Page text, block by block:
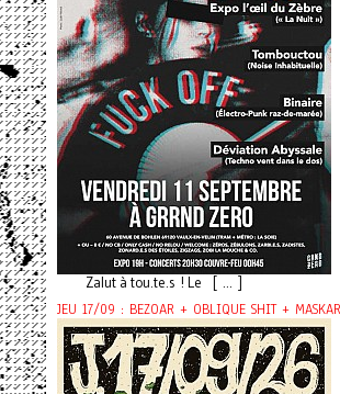
Zalut à tou.te.s ! Le [ ... ]
JEU 17/09 : BEZOAR + OBLIQUE SHIT +